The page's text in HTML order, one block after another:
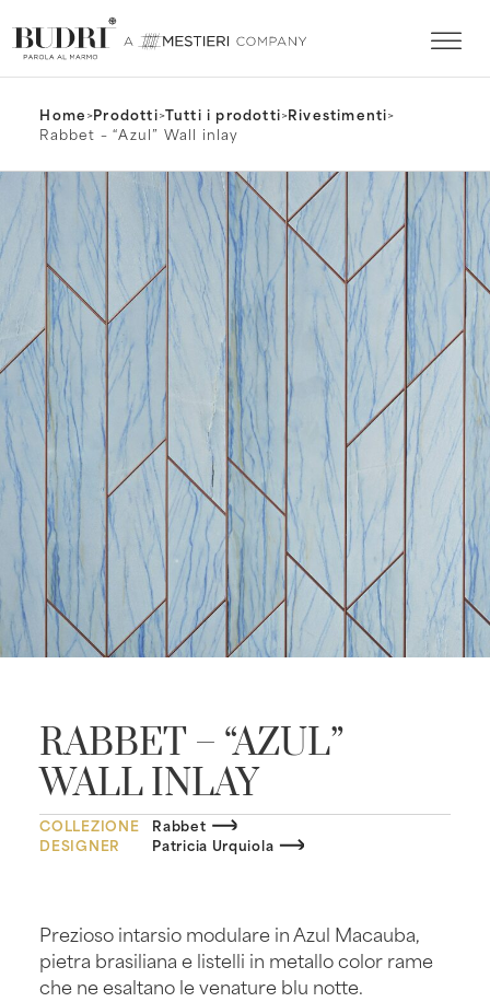
Home>Prodotti>Tutti i prodotti>Rivestimenti>
Rabbet – “Azul” Wall inlay
RABBET – “AZUL”
WALL INLAY
COLLEZIONE
Rabbet
DESIGNER
Patricia Urquiola
Prezioso intarsio modulare in Azul Macauba,
pietra brasiliana e listelli in metallo color rame
che ne esaltano le venature blu notte.